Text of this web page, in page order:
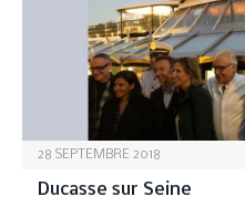
28 SEPTEMBRE 2018
Ducasse sur Seine